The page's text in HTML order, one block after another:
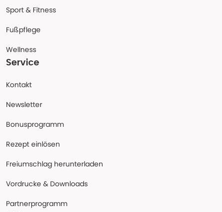
Sport & Fitness
Fußpflege
Wellness
Service
Kontakt
Newsletter
Bonusprogramm
Rezept einlösen
Freiumschlag herunterladen
Vordrucke & Downloads
Partnerprogramm